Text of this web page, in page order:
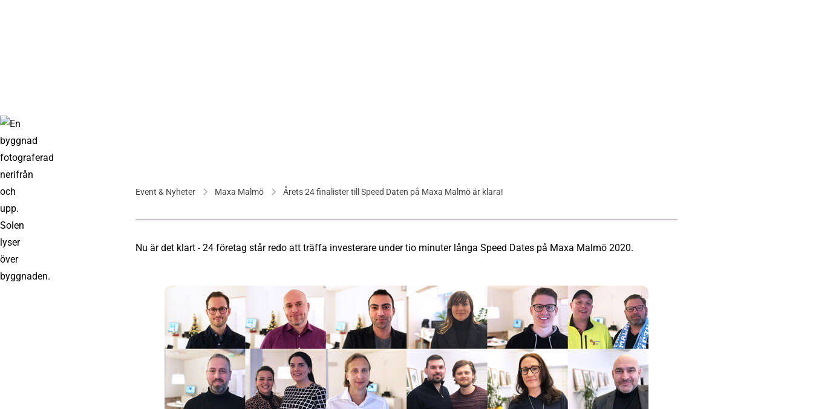
Event & Nyheter Maxa Malmö Årets 24 finalister till Speed Daten på Maxa Malmö är klara!
Nu är det klart - 24 företag står redo att träffa investerare under tio minuter långa Speed Dates på Maxa Malmö 2020.